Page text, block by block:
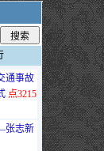
通事故
点3215
张志新